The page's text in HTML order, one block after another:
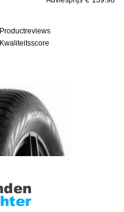
Productreviews
Kwaliteitsscore